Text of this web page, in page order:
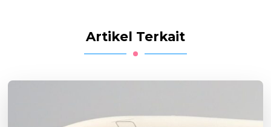
Artikel Terkait